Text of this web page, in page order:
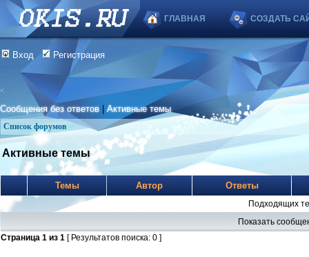
ГЛАВНАЯ СОЗДАТЬ
Вход Регистрация
Сообщения без ответов |Активные темы
Список форумов
Активные темы
Темы Автор Ответы
Подходящих
Показать
Страница 1 из 1 [ Результатов поиска: 0 ]